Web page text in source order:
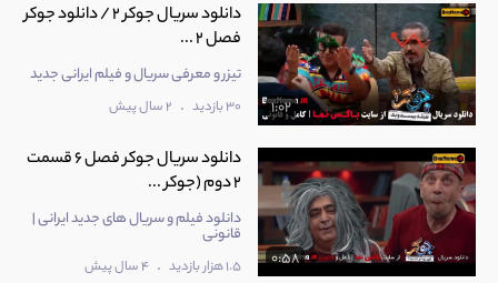
1:02
دانلود سریال جوکر 2 / دانلود جوکر
فصل 2 ...
تیزر و معرفی سریال و فیلم ایرانی جدید
30 بازدید . 2 سال پیش
0:58
دانلود سریال جوکر فصل 6 قسمت
2 دوم (جوکر ...
دانلود فیلم و سریال های جدید ایرانی |
قانونی
1.5 هزار بازدید . 4 سال پیش